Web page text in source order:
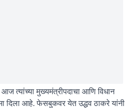
त्यांच्या मुख्यमंत्रीपदाचा आणि विधान
दिला आहे. फेसबुकवर येत उद्धव ठाकरे यांनी